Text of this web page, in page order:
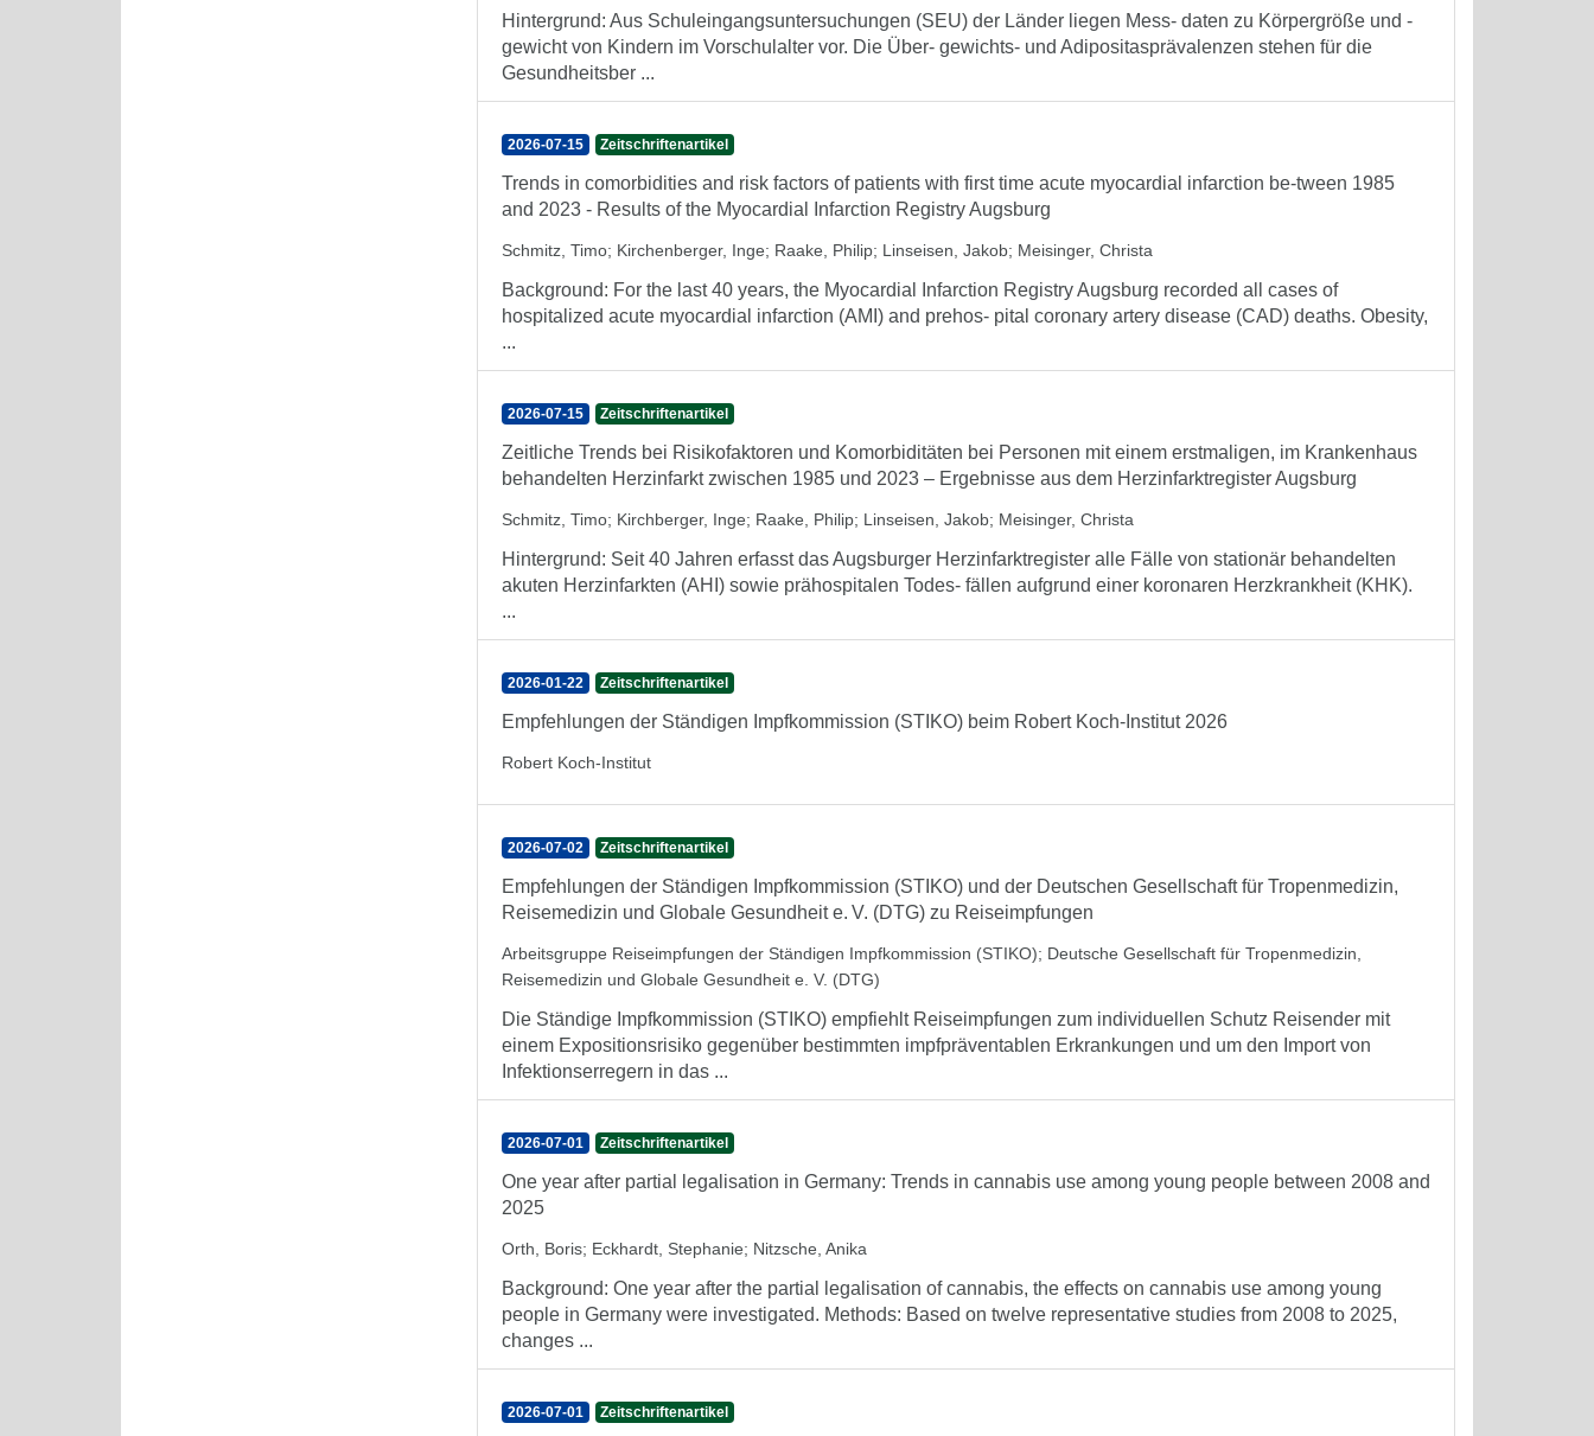
Hintergrund: Aus Schuleingangsuntersuchungen (SEU) der Länder liegen Mess- daten zu Körpergröße und -
gewicht von Kindern im Vorschulalter vor. Die Über- gewichts- und Adipositasprävalenzen stehen für die
Gesundheitsber ...
2026-07-15 Zeitschriftenartikel
Trends in comorbidities and risk factors of patients with first time acute myocardial infarction be-tween 1985
and 2023 - Results of the Myocardial Infarction Registry Augsburg
Schmitz, Timo; Kirchenberger, Inge; Raake, Philip; Linseisen, Jakob; Meisinger, Christa
Background: For the last 40 years, the Myocardial Infarction Registry Augsburg recorded all cases of
hospitalized acute myocardial infarction (AMI) and prehos- pital coronary artery disease (CAD) deaths. Obesity,
...
2026-07-15 Zeitschriftenartikel
Zeitliche Trends bei Risikofaktoren und Komorbiditäten bei Personen mit einem erstmaligen, im Krankenhaus
behandelten Herzinfarkt zwischen 1985 und 2023 – Ergebnisse aus dem Herzinfarktregister Augsburg
Schmitz, Timo; Kirchberger, Inge; Raake, Philip; Linseisen, Jakob; Meisinger, Christa
Hintergrund: Seit 40 Jahren erfasst das Augsburger Herzinfarktregister alle Fälle von stationär behandelten
akuten Herzinfarkten (AHI) sowie prähospitalen Todes- fällen aufgrund einer koronaren Herzkrankheit (KHK).
...
2026-01-22 Zeitschriftenartikel
Empfehlungen der Ständigen Impfkommission (STIKO) beim Robert Koch-Institut 2026
Robert Koch-Institut
2026-07-02 Zeitschriftenartikel
Empfehlungen der Ständigen Impfkommission (STIKO) und der Deutschen Gesellschaft für Tropenmedizin,
Reisemedizin und Globale Gesundheit e. V. (DTG) zu Reiseimpfungen
Arbeitsgruppe Reiseimpfungen der Ständigen Impfkommission (STIKO); Deutsche Gesellschaft für Tropenmedizin,
Reisemedizin und Globale Gesundheit e. V. (DTG)
Die Ständige Impfkommission (STIKO) empfiehlt Reiseimpfungen zum individuellen Schutz Reisender mit
einem Expositionsrisiko gegenüber bestimmten impfpräventablen Erkrankungen und um den Import von
Infektionserregern in das ...
2026-07-01 Zeitschriftenartikel
One year after partial legalisation in Germany: Trends in cannabis use among young people between 2008 and
2025
Orth, Boris; Eckhardt, Stephanie; Nitzsche, Anika
Background: One year after the partial legalisation of cannabis, the effects on cannabis use among young
people in Germany were investigated. Methods: Based on twelve representative studies from 2008 to 2025,
changes ...
2026-07-01 Zeitschriftenartikel